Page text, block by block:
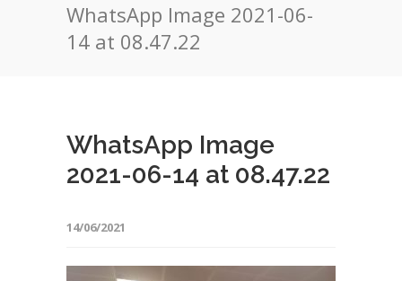
WhatsApp Image 2021-06-
14 at 08.47.22
WhatsApp Image
2021-06-14 at 08.47.22
14/06/2021